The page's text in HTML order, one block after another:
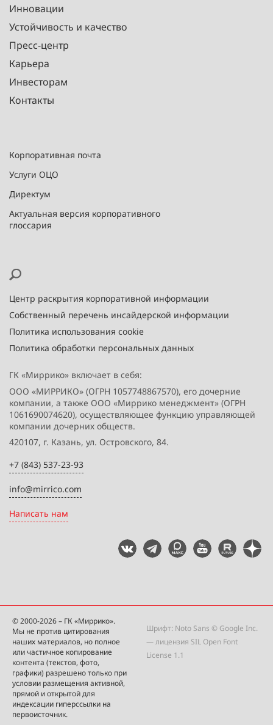
Инновации
Устойчивость и качество
Пресс-центр
Карьера
Инвесторам
Контакты
Корпоративная почта
Услуги ОЦО
Директум
Актуальная версия корпоративного
глоссария
Центр раскрытия корпоративной информации
Собственный перечень инсайдерской информации
Политика использования cookie
Политика обработки персональных данных
ГК «Миррико» включает в себя:
ООО «МИРРИКО» (ОГРН 1057748867570), его дочерние
компании, а также ООО «Миррико менеджмент» (ОГРН
1061690074620), осуществляющее функцию управляющей
компании дочерних обществ.
420107, г. Казань, ул. Островского, 84.
+7 (843) 537-23-93
info@mirrico.com
Написать нам
© 2000-2026 – ГК «Миррико».
Мы не против цитирования
наших материалов, но полное
или частичное копирование
контента (текстов, фото,
графики) разрешено только при
условии размещения активной,
прямой и открытой для
индексации гиперссылки на
первоисточник.
Шрифт: Noto Sans © Google Inc.
— лицензия SIL Open Font
License 1.1